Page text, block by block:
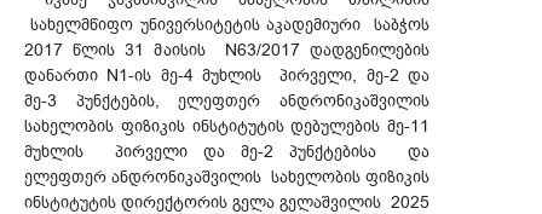
სახელმწიფო უნივერსიტეტის აკადემიური საბჭოს
2017 წლის 31 მაისის N63/2017 დადგენილების
დანართი N1-ის მე-4 მუხლის პირველი, მე-2 და
მე-3 პუნქტების, ელეფთერ ანდრონიკაშვილის
სახელობის ფიზიკის ინსტიტუტის დებულების მე-11
მუხლის პირველი და მე-2 პუნქტებისა და
ელეფთერ ანდრონიკაშვილის სახელობის ფიზიკის
ინსტიტუტის დირექტორის გელა გელაშვილის 2025